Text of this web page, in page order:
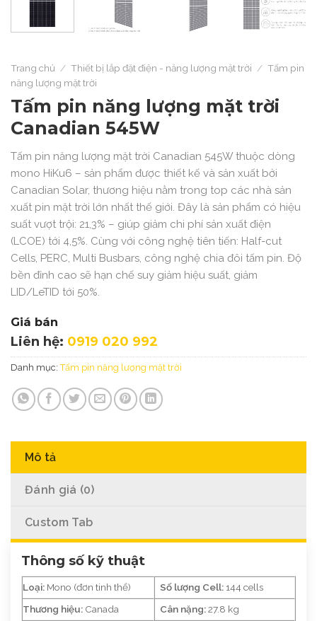
Trang chủ / Thiết bị lắp đặt điện - năng lượng mặt trời / Tấm pin
năng lượng mặt trời
Tấm pin năng lượng mặt trời
Canadian 545W
Tấm pin năng lượng mặt trời Canadian 545W thuộc dòng
mono HiKu6 – sản phẩm được thiết kế và sản xuất bởi
Canadian Solar, thương hiệu nằm trong top các nhà sản
xuất pin mặt trời lớn nhất thế giới. Đây là sản phẩm có hiệu
suất vượt trội: 21,3% – giúp giảm chi phí sản xuất điện
(LCOE) tới 4,5%. Cùng với công nghệ tiên tiến: Half-cut
Cells, PERC, Multi Busbars, công nghệ chia đôi tấm pin. Độ
bền đỉnh cao sẽ hạn chế suy giảm hiệu suất, giảm
LID/LeTID tới 50%.
Giá bán
Liên hệ: 0919 020 992
Danh mục:Tấm pin năng lượng mặt trời
Mô tả
Đánh giá (0)
Custom Tab
Thông số kỹ thuật
Loại: Mono (đơn tinh thể) Số lượng Cell:144 cells
Thương hiệu: Canada Cân nặng:27.8 kg